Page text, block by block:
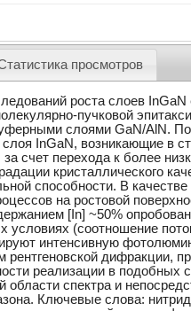
просмотров
роста слоев
пучковой
слоями GaN/AlN.
InGaN, возникающие в
счет перехода к более
кристаллического
способности. В
на ростовой
[In] ~50%
условиях (соотношение
интенсивную
рентгеновской дифракции,
реализации в подобных
области спектра и
Ключевые слова: